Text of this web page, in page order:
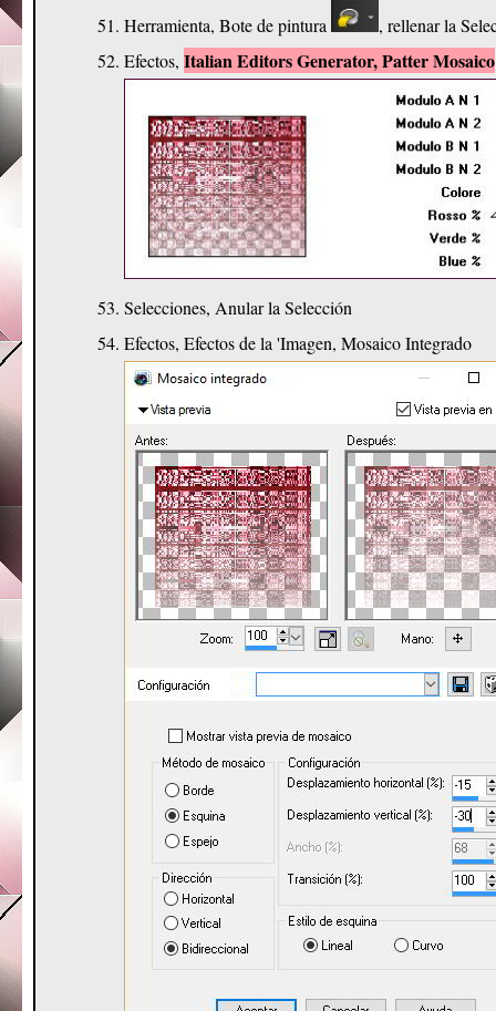
Herramienta, Bote de pintura
, rellenar la
Efectos, Italian Editors Generator, Patter Mosaico
Selecciones, Anular la Selección
Efectos, Efectos de la 'Imagen, Mosaico Integrado